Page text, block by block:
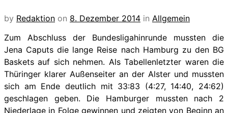
by Redaktion on 8. Dezember 2014 in Allgemein
Zum Abschluss der Bundesligahinrunde mussten die
Jena Caputs die lange Reise nach Hamburg zu den BG
Baskets auf sich nehmen. Als Tabellenletzter waren die
Thüringer klarer Außenseiter an der Alster und mussten
sich am Ende deutlich mit 33:83 (4:27, 14:40, 24:62)
geschlagen geben. Die Hamburger mussten nach 2
Niederlage in Folge gewinnen und zeigten von Beginn an